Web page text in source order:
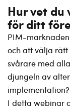
Hur vet du
för ditt
PIM-
och att välja
svårare med
djungeln av
I detta webinar